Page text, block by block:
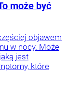
może być
objawem
w nocy. Może
jest
które